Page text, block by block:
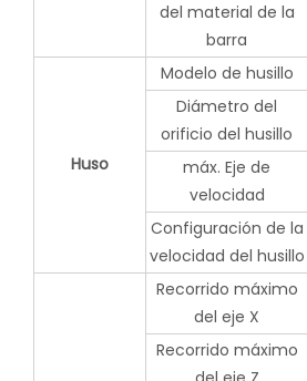
del material de la
barra
Huso
Modelo de husillo
Diámetro del
orificio del husillo
máx. Eje de
velocidad
Configuración de la
velocidad del husillo
Recorrido máximo
del eje X
Recorrido máximo